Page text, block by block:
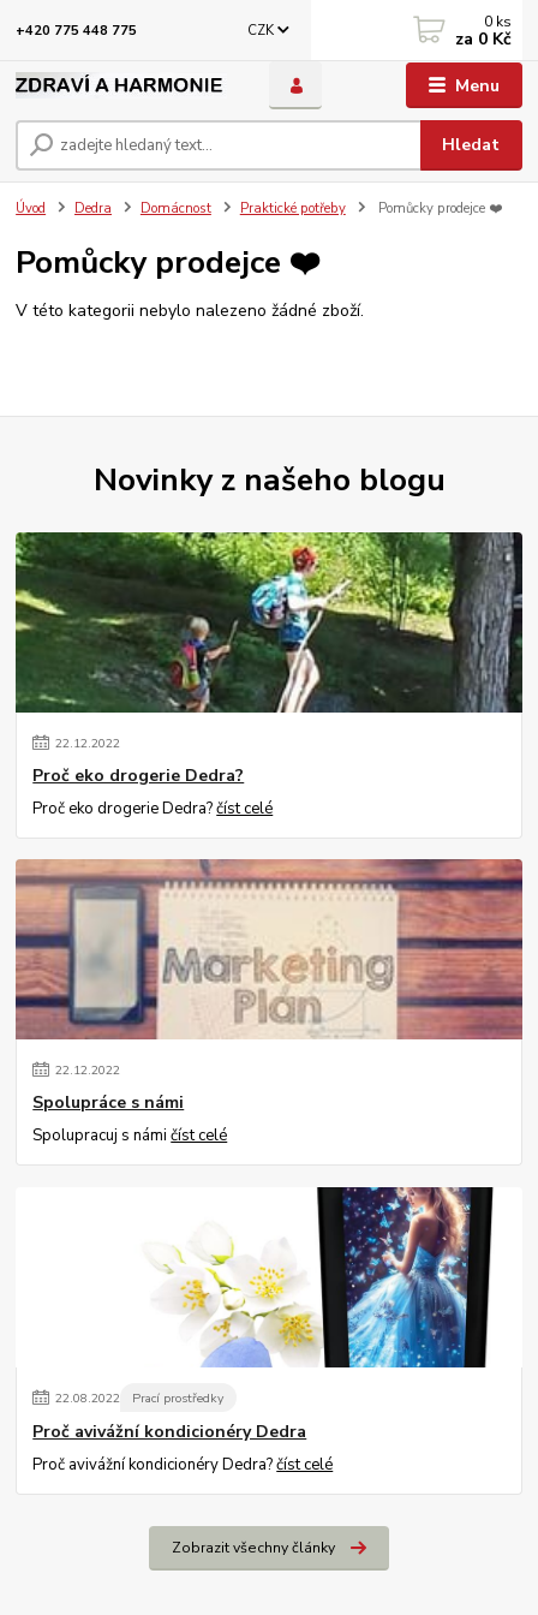
Menu
CZK
Hledat
+420 775 448 775 0 ks
za 0 Kč
Úvod Dedra Domácnost Praktické potřeby Pomůcky prodejce ❤️
Pomůcky prodejce ❤️
V této kategorii nebylo nalezeno žádné zboží.
Novinky z našeho blogu
22.12.2022
Proč eko drogerie Dedra?
Proč eko drogerie Dedra?číst celé
22.12.2022
Spolupráce s námi
Spolupracuj s námičíst celé
22.08.2022 Prací prostředky
Proč avivážní kondicionéry Dedra
Proč avivážní kondicionéry Dedra?číst celé
Zobrazit všechny články